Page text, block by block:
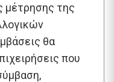
μέτρησης της
θα
που